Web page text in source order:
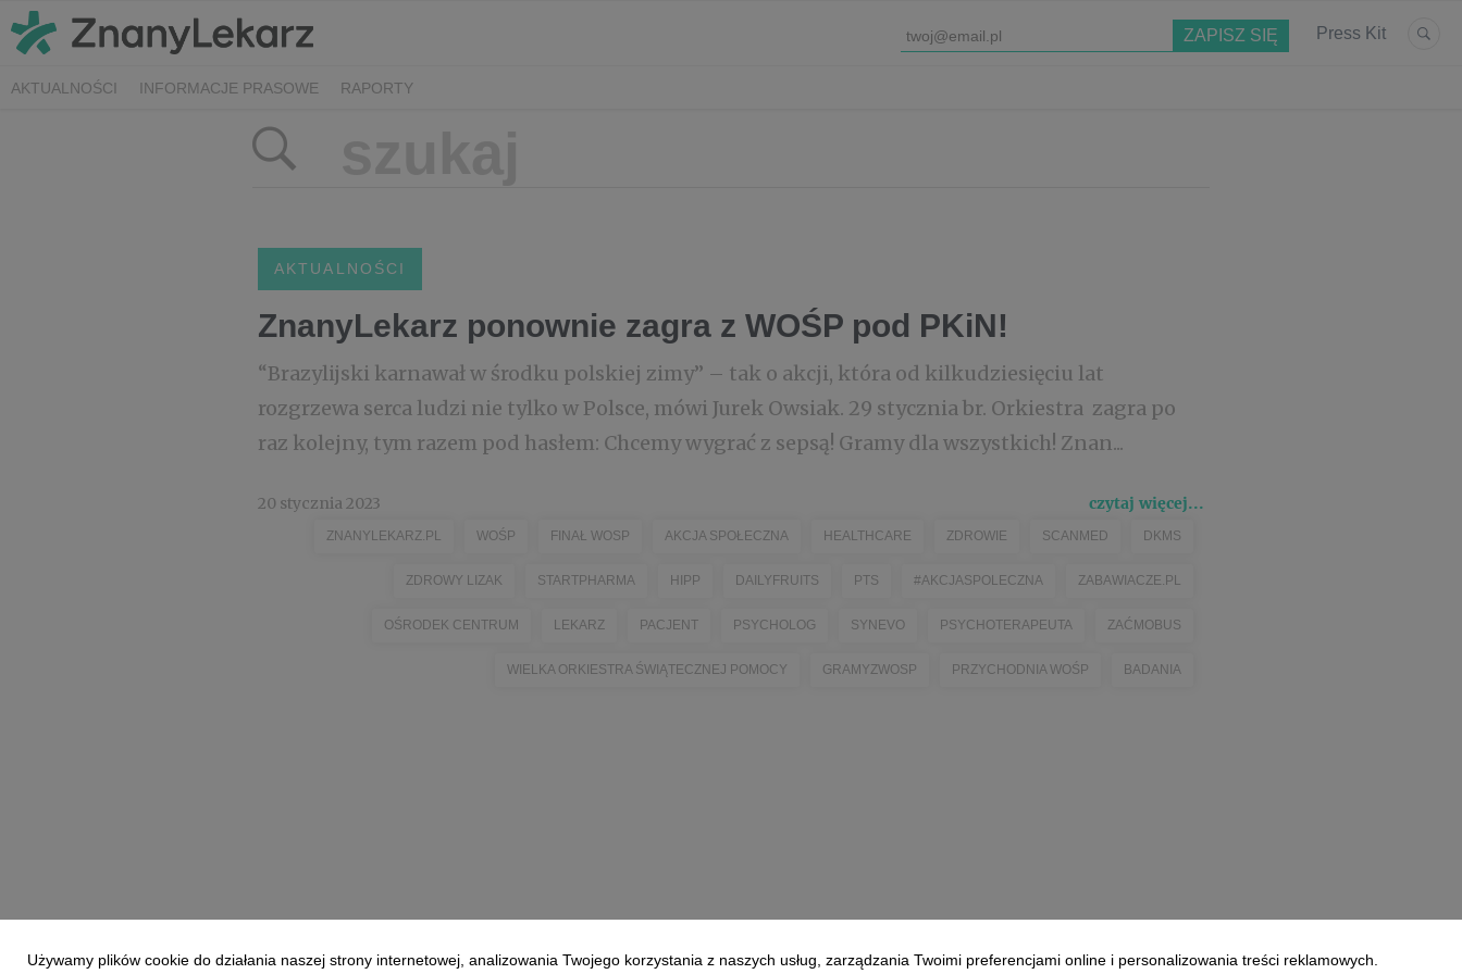
Press Kit
AKTUALNOŚCI INFORMACJE PRASOWE RAPORTY
AKTUALNOŚCI
ZnanyLekarz ponownie zagra z WOŚP pod PKiN!
“Brazylijski karnawał w środku polskiej zimy” – tak o akcji, która od kilkudziesięciu lat
rozgrzewa serca ludzi nie tylko w Polsce, mówi Jurek Owsiak. 29 stycznia br. Orkiestra zagra po
raz kolejny, tym razem pod hasłem: Chcemy wygrać z sepsą! Gramy dla wszystkich! Znan...
20 stycznia 2023 czytaj więcej...
ZNANYLEKARZ.PL WOŚP FINAŁ WOSP AKCJA SPOŁECZNA HEALTHCARE ZDROWIE SCANMED DKMS
ZDROWY LIZAK STARTPHARMA HIPP DAILYFRUITS PTS #AKCJASPOLECZNA ZABAWIACZE.PL
OŚRODEK CENTRUM LEKARZ PACJENT PSYCHOLOG SYNEVO PSYCHOTERAPEUTA ZAĆMOBUS
WIELKA ORKIESTRA ŚWIĄTECZNEJ POMOCY GRAMYZWOSP PRZYCHODNIA WOŚP BADANIA
Używamy plików cookie do działania naszej strony internetowej, analizowania Twojego korzystania z naszych usług, zarządzania Twoimi preferencjami online i personalizowania treści reklamowych.